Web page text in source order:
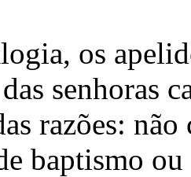
os
senhoras
razões:
baptismo